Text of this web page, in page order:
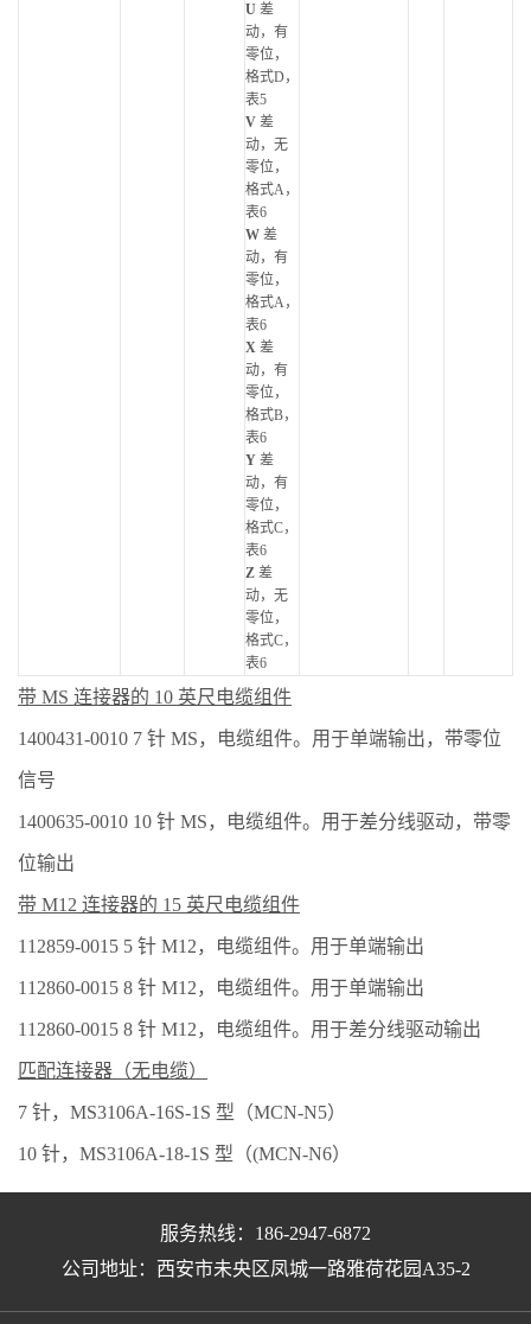
U 差
动，有
零位，
格式D，
表5
V 差
动，无
零位，
格式A，
表6
W 差
动，有
零位，
格式A，
表6
X 差
动，有
零位，
格式B，
表6
Y 差
动，有
零位，
格式C，
表6
Z 差
动，无
零位，
格式C，
表6
带 MS 连接器的 10 英尺电缆组件
1400431-0010 7 针 MS，电缆组件。用于单端输出，带零位
信号
1400635-0010 10 针 MS，电缆组件。用于差分线驱动，带零
位输出
带 M12 连接器的 15 英尺电缆组件
112859-0015 5 针 M12，电缆组件。用于单端输出
112860-0015 8 针 M12，电缆组件。用于单端输出
112860-0015 8 针 M12，电缆组件。用于差分线驱动输出
匹配连接器（无电缆）
7 针，MS3106A-16S-1S 型（MCN-N5）
10 针，MS3106A-18-1S 型（(MCN-N6）
服务热线：186-2947-6872
公司地址：西安市未央区凤城一路雅荷花园A35-2